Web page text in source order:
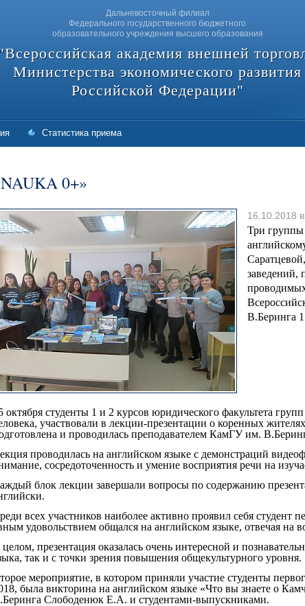
Дальневосточный филиал
Федерального государственного бюджетного
образовательного учреждения высшего образования
академия внешней
Министерства экономического развития
Российской Федерации"
Статистика приема
0+»
16.10.2018
Три
заведений,
В.Беринга
октября студенты 1 и 2 курсов юридического факультета
участвовали в лекции-презентации о коренных
и проводилась преподавателем КамГУ им.
проводилась на английском языке с демонстраций
сосредоточенность и умение восприятия речи на
блок лекции завершали вопросы по содержанию
всех участников наиболее активно проявил себя студент
удовольствием общался на английском языке, отвечая на
презентация оказалась очень интересной и
так и с точки зрения повышения общекультурного уровня.
мероприятие, в котором приняли участие студенты
была викторина на английском языке «Что вы знаете о
Слободенюк Е.А. и студентами-выпускниками.